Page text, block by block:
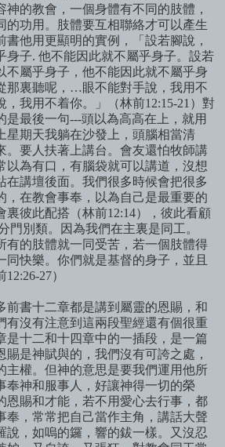
的教會，一個身體有不同的肢體，
的功用。肢體要互相聯絡才可以產生
書他用更顯明的實例，「設若腳說，
身子. 他不能因此就不屬乎身子。設若
不屬乎身子，他不能因此就不屬乎身
那裏聽呢， … 眼不能對手說，我用不
，我用不着你。」（林前12:15-21 ）對
是最後一句---頭以為高高在上，就用
星期天我躺在沙發上，頭腦相當清
。要人扶著上講台。會友還怕牧師講
以為有口，有腦袋就可以講道，沒想
在講壇後面。我們很多時候會把很多
在教會事奉，以為自己是最重要的
裏彼此配搭（林前12:14），彼此看顧
門別類。因為我們在主裏是同工。
有的肢體就一同受苦，若一個肢體得
同快樂。你們就是基督的身子，並且
12:26-27）
前書十二章都是講到屬靈的恩賜，和
有沒有注意到這兩段聖經還有個很重
是十二和十四章中的一插段，是一篇
是神賦與的，我們沒有可誇之處，
主權。但神的意思是要我們運用他所
奉神和服事人，好讓神得一切的榮
恩賜和才能，若不用愛心去行事，都
奉，常常把自己當作主角，講話大聲
說，如嗚的鑼，響的鈸一樣。又沒忍